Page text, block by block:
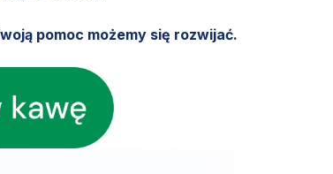
pomoc możemy się rozwijać.